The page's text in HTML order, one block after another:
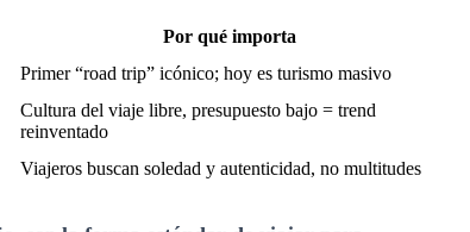
Por qué importa
Primer “road trip” icónico; hoy es turismo masivo
Cultura del viaje libre, presupuesto bajo = trend
reinventado
Viajeros buscan soledad y autenticidad, no multitudes